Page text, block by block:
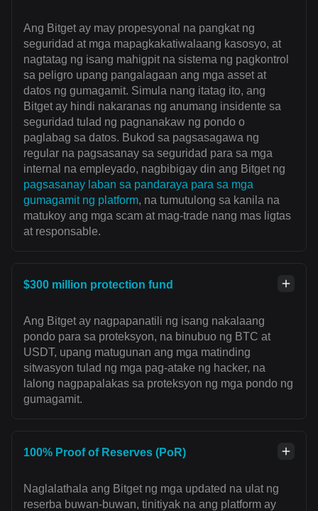
Ang Bitget ay may propesyonal na pangkat ng
seguridad at mga mapagkakatiwalaang kasosyo, at
nagtatag ng isang mahigpit na sistema ng pagkontrol
sa peligro upang pangalagaan ang mga asset at
datos ng gumagamit. Simula nang itatag ito, ang
Bitget ay hindi nakaranas ng anumang insidente sa
seguridad tulad ng pagnanakaw ng pondo o
paglabag sa datos. Bukod sa pagsasagawa ng
regular na pagsasanay sa seguridad para sa mga
internal na empleyado, nagbibigay din ang Bitget ng
pagsasanay laban sa pandaraya para sa mga
gumagamit ng platform, na tumutulong sa kanila na
matukoy ang mga scam at mag-trade nang mas ligtas
at responsable.
$300 million protection fund
Ang Bitget ay nagpapanatili ng isang nakalaang
pondo para sa proteksyon, na binubuo ng BTC at
USDT, upang matugunan ang mga matinding
sitwasyon tulad ng mga pag-atake ng hacker, na
lalong nagpapalakas sa proteksyon ng mga pondo ng
gumagamit.
100% Proof of Reserves (PoR)
Naglalathala ang Bitget ng mga updated na ulat ng
reserba buwan-buwan, tinitiyak na ang platform ay